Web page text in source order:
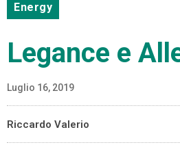
Energy
Legance e
Luglio 16, 2019
Riccardo Valerio